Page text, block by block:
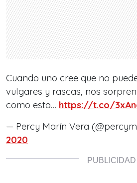
Cuando uno cree que no
vulgares y rascas, nos
como esto… https://t.co/
— Percy Marín Vera
2020